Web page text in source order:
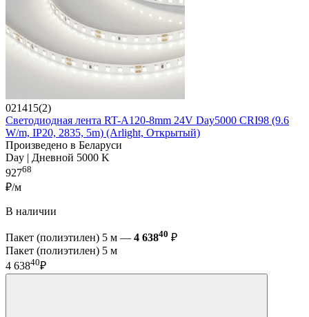
021415(2)
Светодиодная лента RT-A120-8mm 24V Day5000 CRI98 (9.6
W/m, IP20, 2835, 5m) (Arlight, Открытый)
Произведено в Беларуси
Day | Дневной 5000 K
92768
₽/м
В наличии
Пакет (полиэтилен) 5 м — 4 63840 ₽
Пакет (полиэтилен) 5 м
4 63840₽